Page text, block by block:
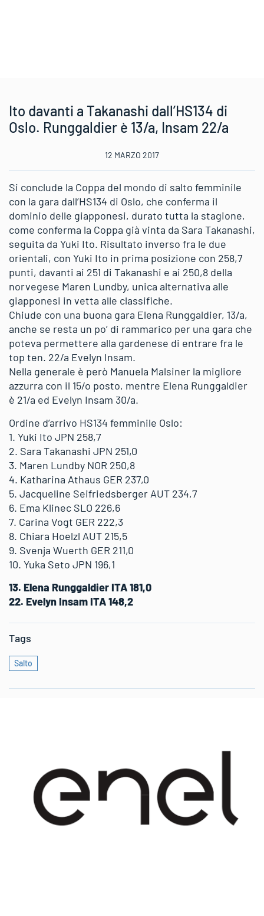
Ito davanti a Takanashi dall’HS134 di
Oslo. Runggaldier è 13/a, Insam 22/a
12 MARZO 2017
Si conclude la Coppa del mondo di salto femminile
con la gara dall’HS134 di Oslo, che conferma il
dominio delle giapponesi, durato tutta la stagione,
come conferma la Coppa già vinta da Sara Takanashi,
seguita da Yuki Ito. Risultato inverso fra le due
orientali, con Yuki Ito in prima posizione con 258,7
punti, davanti ai 251 di Takanashi e ai 250,8 della
norvegese Maren Lundby, unica alternativa alle
giapponesi in vetta alle classifiche.
Chiude con una buona gara Elena Runggaldier, 13/a,
anche se resta un po’ di rammarico per una gara che
poteva permettere alla gardenese di entrare fra le
top ten. 22/a Evelyn Insam.
Nella generale è però Manuela Malsiner la migliore
azzurra con il 15/o posto, mentre Elena Runggaldier
è 21/a ed Evelyn Insam 30/a.
Ordine d’arrivo HS134 femminile Oslo:
1. Yuki Ito JPN 258,7
2. Sara Takanashi JPN 251,0
3. Maren Lundby NOR 250,8
4. Katharina Athaus GER 237,0
5. Jacqueline Seifriedsberger AUT 234,7
6. Ema Klinec SLO 226,6
7. Carina Vogt GER 222,3
8. Chiara Hoelzl AUT 215,5
9. Svenja Wuerth GER 211,0
10. Yuka Seto JPN 196,1
13. Elena Runggaldier ITA 181,0
22. Evelyn Insam ITA 148,2
Tags
Salto